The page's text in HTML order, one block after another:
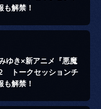
解禁！
ゆき×新アニメ『悪魔
トークセッションチ
解禁！